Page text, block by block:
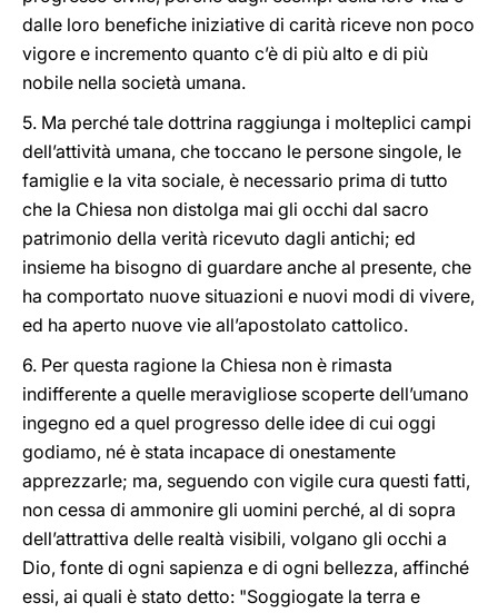
dalle loro benefiche iniziative di carità riceve non poco
vigore e incremento quanto c’è di più alto e di più
nobile nella società umana.
5. Ma perché tale dottrina raggiunga i molteplici campi
dell’attività umana, che toccano le persone singole, le
famiglie e la vita sociale, è necessario prima di tutto
che la Chiesa non distolga mai gli occhi dal sacro
patrimonio della verità ricevuto dagli antichi; ed
insieme ha bisogno di guardare anche al presente, che
ha comportato nuove situazioni e nuovi modi di vivere,
ed ha aperto nuove vie all’apostolato cattolico.
6. Per questa ragione la Chiesa non è rimasta
indifferente a quelle meravigliose scoperte dell’umano
ingegno ed a quel progresso delle idee di cui oggi
godiamo, né è stata incapace di onestamente
apprezzarle; ma, seguendo con vigile cura questi fatti,
non cessa di ammonire gli uomini perché, al di sopra
dell’attrattiva delle realtà visibili, volgano gli occhi a
Dio, fonte di ogni sapienza e di ogni bellezza, affinché
essi, ai quali è stato detto: "Soggiogate la terra e